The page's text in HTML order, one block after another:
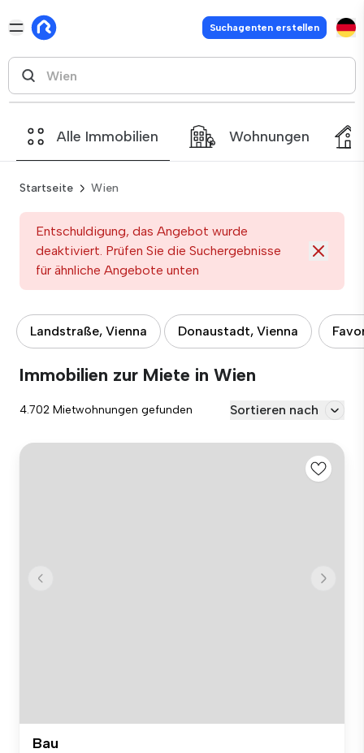
Suchagenten erstellen
Alle Immobilien Wohnungen
Startseite Wien
Entschuldigung, das Angebot wurde
deaktiviert. Prüfen Sie die Suchergebnisse
für ähnliche Angebote unten
Landstraße, Vienna Donaustadt, Vienna
Immobilien zur Miete in Wien
4.702 Mietwohnungen gefunden Sortieren nach
Bau